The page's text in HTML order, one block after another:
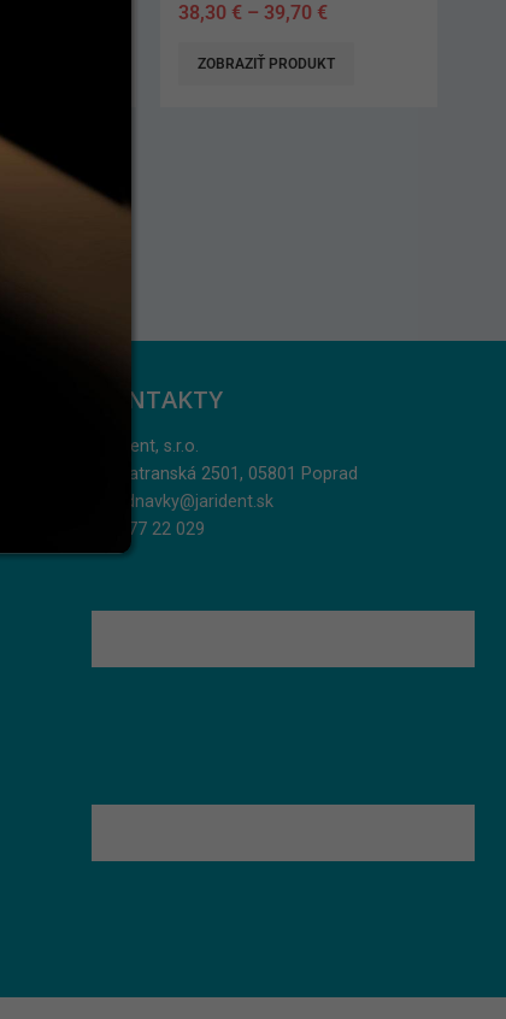
69,90 €
ZOBRAZIŤ PRODUKT
KONTAKTY
Jarident, s.r.o.
Podtatranská 2501, 05801 Poprad
objednavky@jarident.sk
052/77 22 029